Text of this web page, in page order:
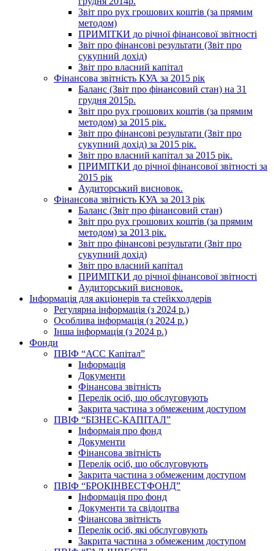
Звіт про рух грошових коштів (за прямим
методом)
ПРИМІТКИ до річної фінансової звітності
Звіт про фінансові результати (Звіт про
сукупний дохід)
Звіт про власний капітал
Фінансова звітність КУА за 2015 рік
Баланс (Звіт про фінансовий стан) на 31
грудня 2015р.
Звіт про рух грошових коштів (за прямим
методом) за 2015 рік.
Звіт про фінансові результати (Звіт про
сукупний дохід) за 2015 рік.
Звіт про власний капітал за 2015 рік.
ПРИМІТКИ до річної фінансової звітності за
2015 рік
Аудиторський висновок.
Фінансова звітність КУА за 2013 рік
Баланс (Звіт про фінансовий стан)
Звіт про рух грошових коштів (за прямим
методом) за 2013 рік.
Звіт про фінансові результати (Звіт про
сукупний дохід)
Звіт про власний капітал
ПРИМІТКИ до річної фінансової звітності
Аудиторський висновок.
Інформація для акціонерів та стейкхолдерів
Регулярна інформація (з 2024 р.)
Особлива інформація (з 2024 р.)
Інша інформація (з 2024 р.)
Фонди
ПВІФ “АСС Капітал”
Інформація
Документи
Фінансова звітність
Перелік осіб, що обслуговують
Закрита частина з обмеженим доступом
ПВІФ “БІЗНЕС-КАПІТАЛ”
Інформаія про фонд
Документи
Фінансова звітність
Перелік осіб, що обслуговують
Закрита частина з обмеженим доступом
ПВІФ “БРОКІНВЕСТФОНД”
Інформація про фонд
Документи та свідоцтва
Фінансова звітність
Перелік осіб, які обслуговують
Закрита частина з обмеженим доступом